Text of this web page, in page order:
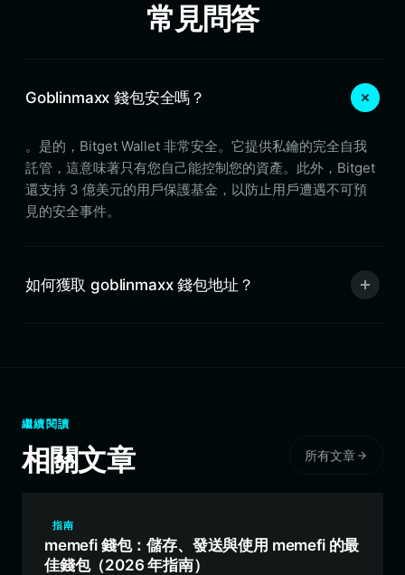
常見問答
Goblinmaxx 錢包安全嗎？
。是的，Bitget Wallet 非常安全。它提供私鑰的完全自我
託管，這意味著只有您自己能控制您的資產。此外，Bitget
還支持 3 億美元的用戶保護基金，以防止用戶遭遇不可預
見的安全事件。
如何獲取 goblinmaxx 錢包地址？
繼續閱讀
相關文章 所有文章
指南
memefi 錢包：儲存、發送與使用 memefi 的最
佳錢包（2026 年指南）